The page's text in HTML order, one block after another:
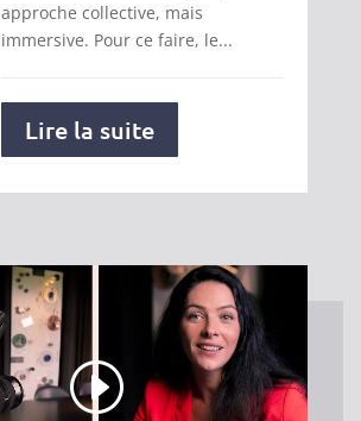
approche collective, mais
immersive. Pour ce faire, le...
Lire la suite